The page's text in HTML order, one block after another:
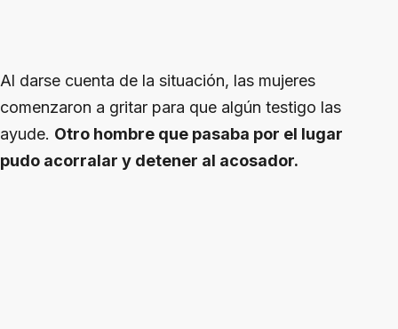
Al darse cuenta de la situación, las mujeres
comenzaron a gritar para que algún testigo las
ayude. Otro hombre que pasaba por el lugar
pudo acorralar y detener al acosador.